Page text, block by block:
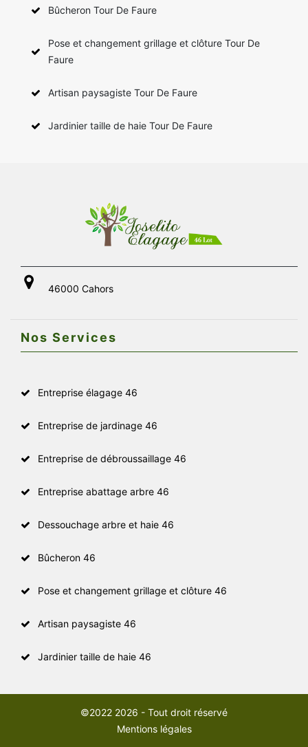
Bûcheron Tour De Faure
Pose et changement grillage et clôture Tour De
Faure
Artisan paysagiste Tour De Faure
Jardinier taille de haie Tour De Faure
46000 Cahors
Nos Services
Entreprise élagage 46
Entreprise de jardinage 46
Entreprise de débroussaillage 46
Entreprise abattage arbre 46
Dessouchage arbre et haie 46
Bûcheron 46
Pose et changement grillage et clôture 46
Artisan paysagiste 46
Jardinier taille de haie 46
©2022 2026 - Tout droit réservé
Mentions légales